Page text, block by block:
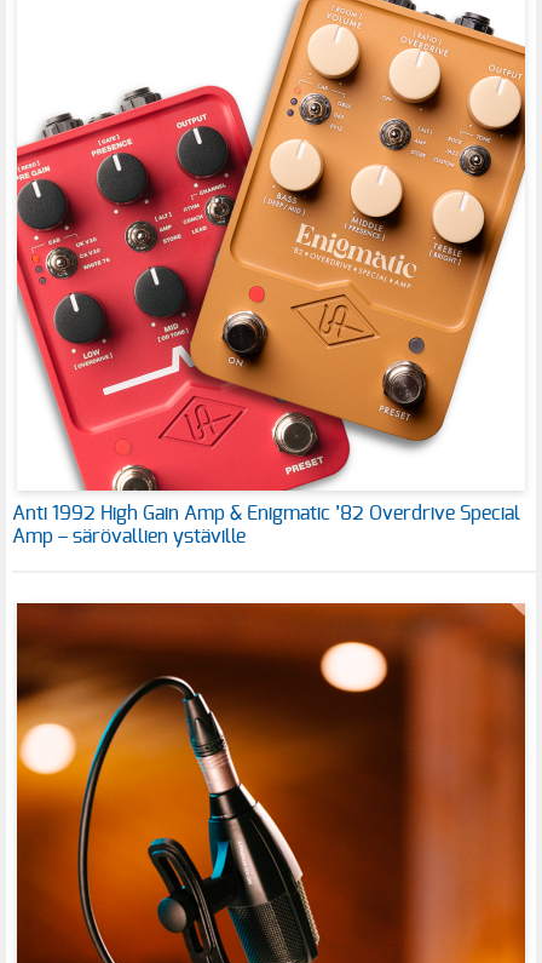
Anti 1992 High Gain Amp & Enigmatic ’82 Overdrive Special
Amp – särövallien ystäville